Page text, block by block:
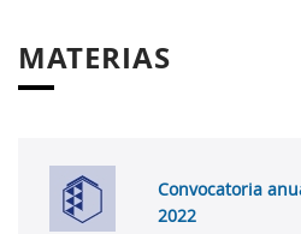
MATERIAS
Convocatoria
2022